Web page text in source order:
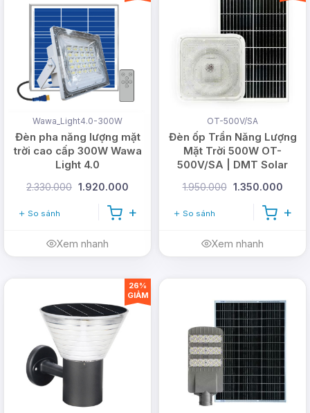
Chính sách bán hàng và
hậu mãi
Wawa_Light4.0-300W
Đèn pha năng lượng mặt
trời cao cấp 300W Wawa
Light 4.0
2.330.000 1.920.000
So sánh
Xem nhanh
OT-500V/SA
Đèn ốp Trần Năng Lượng
Mặt Trời 500W OT-
500V/SA | DMT Solar
1.950.000 1.350.000
So sánh
Xem nhanh
26%
GIẢM